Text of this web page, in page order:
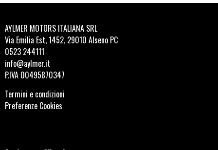
AYLMER MOTORS ITALIANA SRL
Via Emilia Est, 1452, 29010 Alseno PC
0523 244111
info@aylmer.it
P.IVA 00495870347
Termini e condizioni
Preferenze Cookies